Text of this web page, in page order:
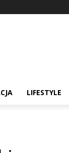
LIFESTYLE